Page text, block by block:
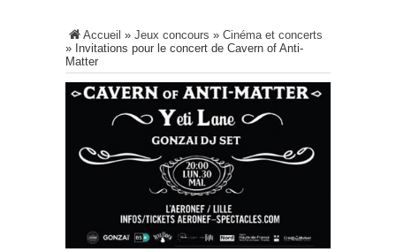
Accueil » Jeux concours » Cinéma et concerts
» Invitations pour le concert de Cavern of Anti-
Matter